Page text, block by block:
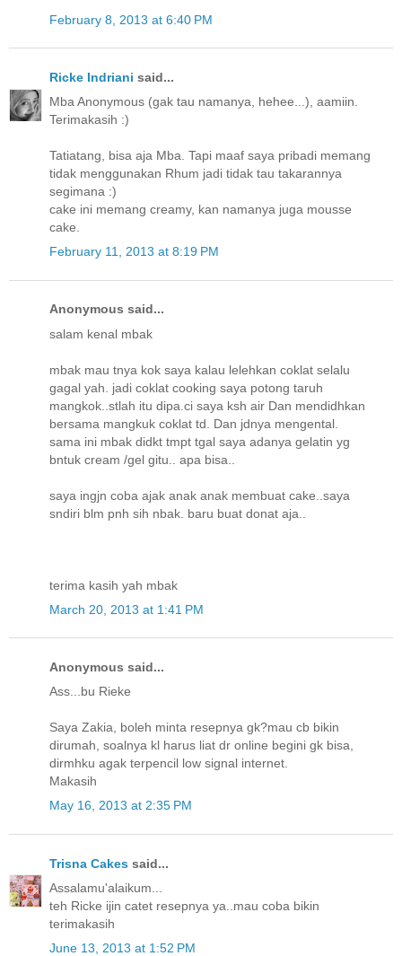
February 8, 2013 at 6:40 PM
Ricke Indriani said...
Mba Anonymous (gak tau namanya, hehee...), aamiin.
Terimakasih :)
Tatiatang, bisa aja Mba. Tapi maaf saya pribadi memang
tidak menggunakan Rhum jadi tidak tau takarannya
segimana :)
cake ini memang creamy, kan namanya juga mousse
cake.
February 11, 2013 at 8:19 PM
Anonymous said...
salam kenal mbak
mbak mau tnya kok saya kalau lelehkan coklat selalu
gagal yah. jadi coklat cooking saya potong taruh
mangkok..stlah itu dipa.ci saya ksh air Dan mendidhkan
bersama mangkuk coklat td. Dan jdnya mengental.
sama ini mbak didkt tmpt tgal saya adanya gelatin yg
bntuk cream /gel gitu.. apa bisa..
saya ingjn coba ajak anak anak membuat cake..saya
sndiri blm pnh sih nbak. baru buat donat aja..
terima kasih yah mbak
March 20, 2013 at 1:41 PM
Anonymous said...
Ass...bu Rieke
Saya Zakia, boleh minta resepnya gk?mau cb bikin
dirumah, soalnya kl harus liat dr online begini gk bisa,
dirmhku agak terpencil low signal internet.
Makasih
May 16, 2013 at 2:35 PM
Trisna Cakes said...
Assalamu'alaikum...
teh Ricke ijin catet resepnya ya..mau coba bikin
terimakasih
June 13, 2013 at 1:52 PM